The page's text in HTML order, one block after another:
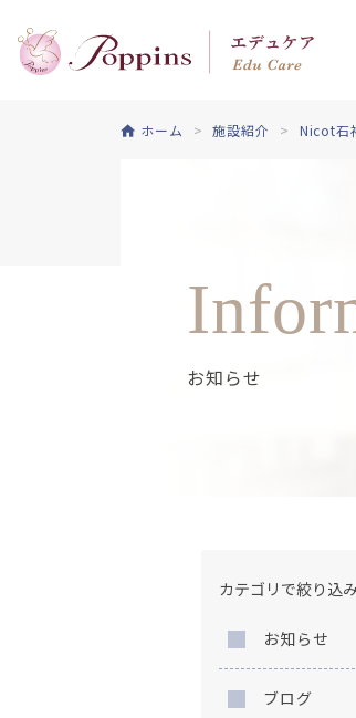
ホーム 施設紹介 Nicot石
お知らせ
カテゴリで絞り込
お知らせ
ブログ